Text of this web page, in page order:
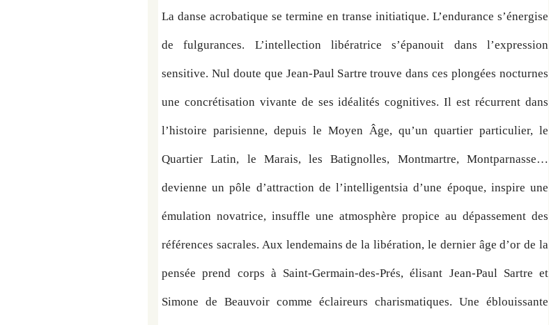
La danse acrobatique se termine en transe initiatique. L’endurance s’énergise
de fulgurances. L’intellection libératrice s’épanouit dans l’expression
sensitive. Nul doute que Jean-Paul Sartre trouve dans ces plongées nocturnes
une concrétisation vivante de ses idéalités cognitives. Il est récurrent dans
l’histoire parisienne, depuis le Moyen Âge, qu’un quartier particulier, le
Quartier Latin, le Marais, les Batignolles, Montmartre, Montparnasse…
devienne un pôle d’attraction de l’intelligentsia d’une époque, inspire une
émulation novatrice, insuffle une atmosphère propice au dépassement des
références sacrales. Aux lendemains de la libération, le dernier âge d’or de la
pensée prend corps à Saint-Germain-des-Prés, élisant Jean-Paul Sartre et
Simone de Beauvoir comme éclaireurs charismatiques. Une éblouissante